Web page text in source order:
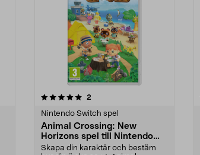
2
Nintendo Switch spel
Animal Crossing: New
Horizons spel till Nintendo
Switch
Skapa din karaktär och bestäm
4.5 av 5 stjärnor